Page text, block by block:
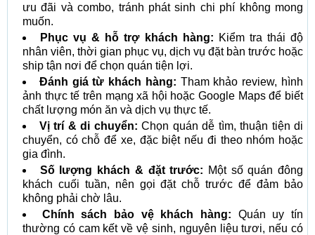
ưu đãi và combo, tránh phát sinh chi phí không mong
muốn.
Phục vụ & hỗ trợ khách hàng: Kiểm tra thái độ
nhân viên, thời gian phục vụ, dịch vụ đặt bàn trước hoặc
ship tận nơi để chọn quán tiện lợi.
Đánh giá từ khách hàng: Tham khảo review, hình
ảnh thực tế trên mạng xã hội hoặc Google Maps để biết
chất lượng món ăn và dịch vụ thực tế.
Vị trí & di chuyển: Chọn quán dễ tìm, thuận tiện di
chuyển, có chỗ để xe, đặc biệt nếu đi theo nhóm hoặc
gia đình.
Số lượng khách & đặt trước: Một số quán đông
khách cuối tuần, nên gọi đặt chỗ trước để đảm bảo
không phải chờ lâu.
Chính sách bảo vệ khách hàng: Quán uy tín
thường có cam kết về vệ sinh, nguyên liệu tươi, nếu có